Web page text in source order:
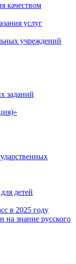
качеством
услуг
учреждений
заданий
детей
в 2025 году
на знание русского